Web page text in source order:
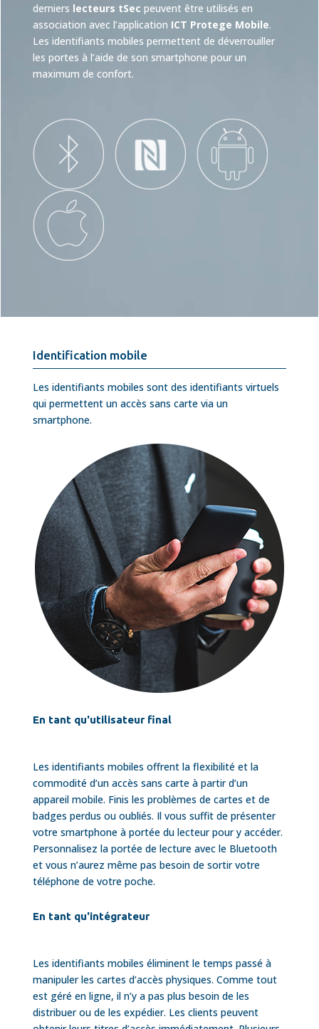
derniers lecteurs tSec peuvent être utilisés en
association avec l’application ICT Protege Mobile.
Les identifiants mobiles permettent de déverrouiller
les portes à l’aide de son smartphone pour un
maximum de confort.
Identification mobile
Les identifiants mobiles sont des identifiants virtuels
qui permettent un accès sans carte via un
smartphone.
En tant qu'utilisateur final
Les identifiants mobiles offrent la flexibilité et la
commodité d’un accès sans carte à partir d’un
appareil mobile. Finis les problèmes de cartes et de
badges perdus ou oubliés. Il vous suffit de présenter
votre smartphone à portée du lecteur pour y accéder.
Personnalisez la portée de lecture avec le Bluetooth
et vous n’aurez même pas besoin de sortir votre
téléphone de votre poche.
En tant qu'intégrateur
Les identifiants mobiles éliminent le temps passé à
manipuler les cartes d’accès physiques. Comme tout
est géré en ligne, il n’y a pas plus besoin de les
distribuer ou de les expédier. Les clients peuvent